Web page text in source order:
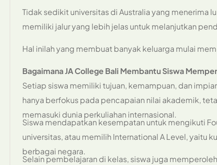
Tidak sedikit universitas di Australia yang menerima
memiliki jalur yang lebih jelas untuk melanjutkan
Hal inilah yang membuat banyak keluarga mulai
Bagaimana JA College Bali Membantu Siswa
Setiap siswa memiliki tujuan, kemampuan, dan
hanya berfokus pada pencapaian nilai akademik,
memasuki dunia perkuliahan internasional.
Siswa mendapatkan kesempatan untuk mengikuti
universitas, atau memilih International A Level, yaitu
berbagai negara.
Selain pembelajaran di kelas, siswa juga